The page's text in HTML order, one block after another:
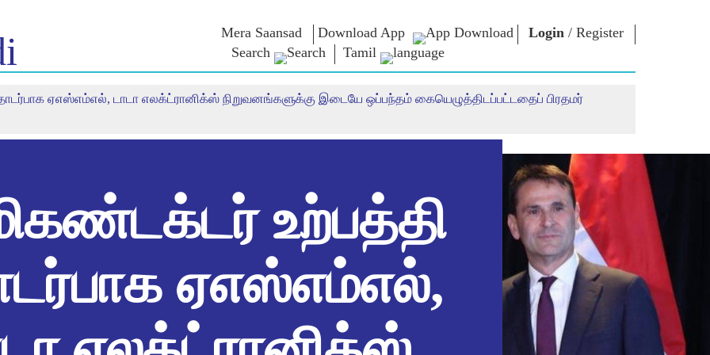
Mera Saansad Download App Login / Register
Search
Tamil
காண்க
ஆளுமை
உலகளாவிய
பிரிவுகள்
Celebrating
என்எம்
தேர்வு வாரியர்கள்
வடிவங்கள்
நேர்காணல்கள்
என்எம் நூலகம்
மின்னணு
பிரபலங்கள்
Photo Booth
கனெக்ட்
நாட்டிற்கு
பங்காற்றவும்
Contact Us
ஏஎஸ்எம்எல், டாடா எலக்ட்ரானிக்ஸ் நிறுவனங்களுக்கு இடையே ஒப்பந்தம் கையெழுத்திடப்பட்டதைப் பிரதமர்
உற்பத்தி
ஏஎஸ்எம்எல்,